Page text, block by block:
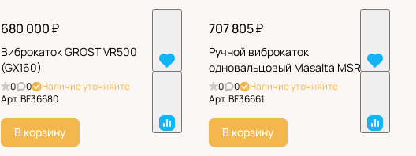
680 000 ₽
Виброкаток GROST VR500
(GX160)
0 0
Наличие уточняйте
Арт.BF36680
В корзину
707 805 ₽
Ручной виброкаток
одновальцовый Masalta MSR58
0 0
Наличие уточняйте
Арт.BF36661
В корзину